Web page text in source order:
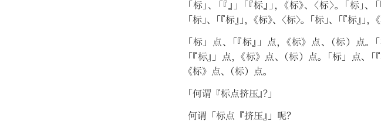
「 标 」、 「『 』」 「『标 』」 《标》、 〈标〉。 「 标 」、 「
「 标 」、 「『标 』」 《标》、 〈标〉。 「 标 」、 「『标 』」 《
「 标 」 点、 「『标 』」 点 《标》 点、 （标 ） 点。 「
「『标』」 点 《标》 点、 （标 ） 点。 「 标 」 点、 「『
《标》 点、 （标） 点。
「 何谓 『标点挤压 』？」
何谓 「 标点 『挤压 』」 呢？